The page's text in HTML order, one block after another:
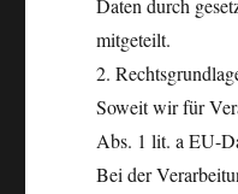
Daten durch
mitgeteilt.
2.
Soweit wir für
Abs. 1 lit. a EU-
Bei der